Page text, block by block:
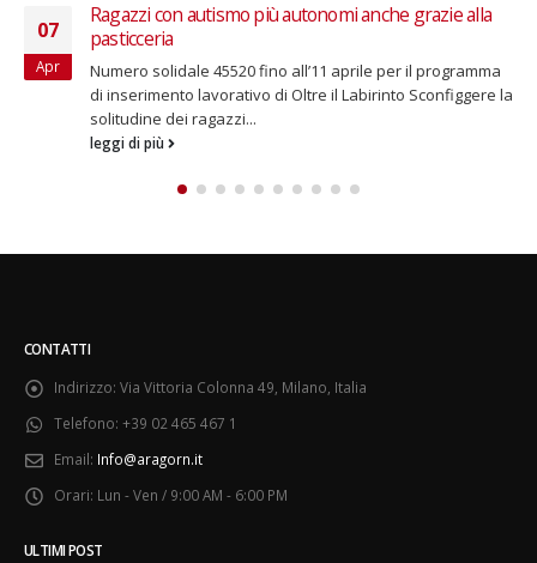
11
Dic
23 marzo 2020 – Al Teatro alla Scala un concerto
180 anni dell’Istituto dei Ciechi di Milano
Ivan Fischer dirige la Budapest Festival Orchestra in
serata benefica a favore dei bambini ciechi e
di Milano Si...
leggi di più
CONTATTI
Indirizzo: Via Vittoria Colonna 49, Milano, Italia
Telefono: +39 02 465 467 1
Email: Info@aragorn.it
Orari: Lun - Ven / 9:00 AM - 6:00 PM
ULTIMI POST